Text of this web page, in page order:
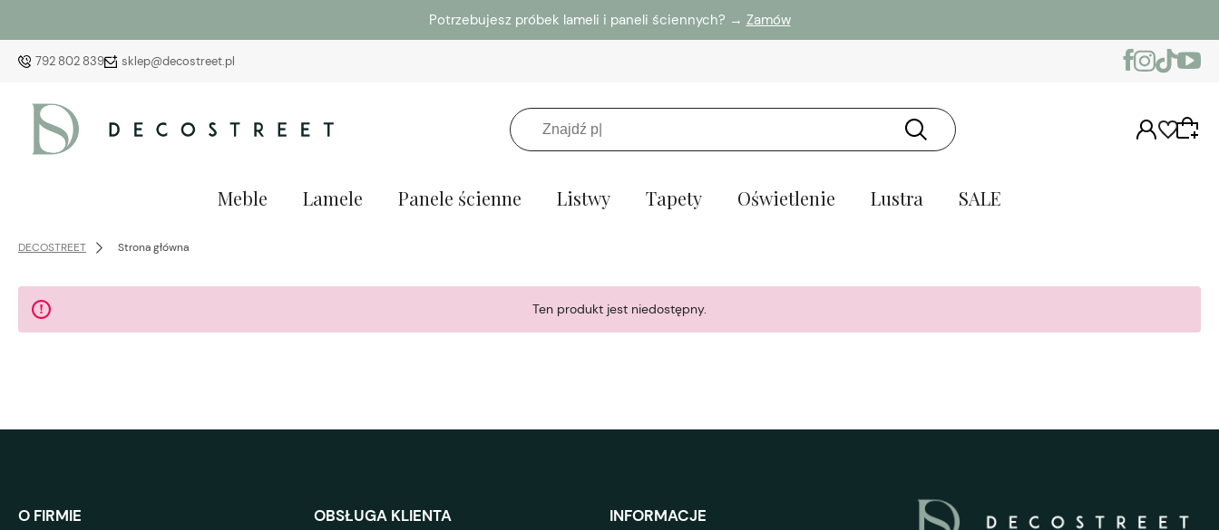
Potrzebujesz próbek lameli i paneli ściennych? → Zamów
792 802 839 sklep@decostreet.pl
Meble Lamele Panele ścienne Listwy Tapety Oświetlenie Lustra SALE
DECOSTREET Strona główna
Ten produkt jest niedostępny.
O FIRMIE OBSŁUGA KLIENTA INFORMACJE